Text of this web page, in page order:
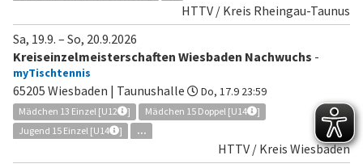
HTTV / Kreis Rheingau-Taunus
Sa, 19.9. – So, 20.9.2026
Kreiseinzelmeisterschaften Wiesbaden Nachwuchs -
myTischtennis
65205 Wiesbaden | Taunushalle Do, 17.9 23:59
Mädchen 13 Einzel [U12 ] Mädchen 15 Doppel [U14
]
Jugend 15 Einzel [U14
] ...
HTTV / Kreis Wiesbaden